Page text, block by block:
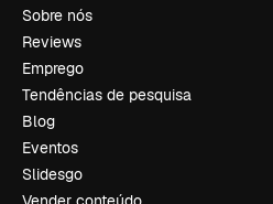
Sobre nós
Reviews
Emprego
Tendências de pesquisa
Blog
Eventos
Slidesgo